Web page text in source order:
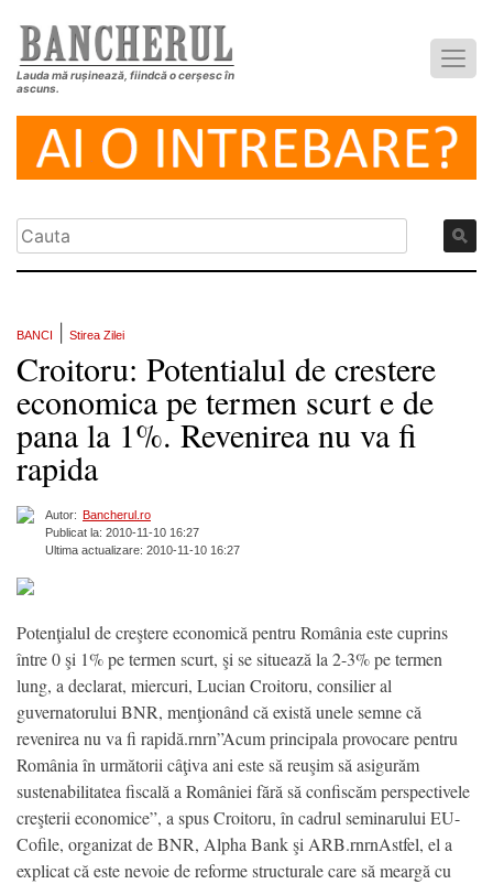
Lauda mă rușinează, fiindcă o cerșesc în
ascuns.
BANCI Stirea Zilei
Croitoru: Potentialul de crestere
economica pe termen scurt e de
pana la 1%. Revenirea nu va fi
rapida
Autor: Bancherul.ro
Publicat la: 2010-11-10 16:27
Ultima actualizare: 2010-11-10 16:27
Potenţialul de creştere economică pentru România este cuprins
între 0 şi 1% pe termen scurt, şi se situează la 2-3% pe termen
lung, a declarat, miercuri, Lucian Croitoru, consilier al
guvernatorului BNR, menţionând că există unele semne că
revenirea nu va fi rapidă.rnrn”Acum principala provocare pentru
România în următorii câţiva ani este să reuşim să asigurăm
sustenabilitatea fiscală a României fără să confiscăm perspectivele
creşterii economice”, a spus Croitoru, în cadrul seminarului EU-
Cofile, organizat de BNR, Alpha Bank şi ARB.rnrnAstfel, el a
explicat că este nevoie de reforme structurale care să meargă cu